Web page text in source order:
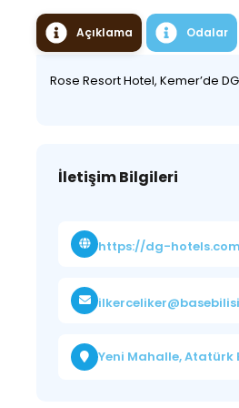
Açıklama Odalar
Rose Resort Hotel, Kemer’de
İletişim Bilgileri
https://dg-
Yeni Mahalle, Atatürk